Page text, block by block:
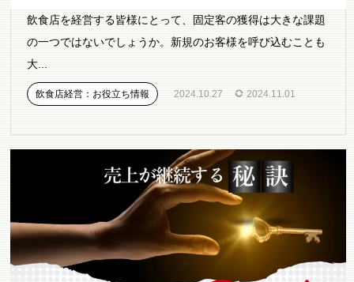
飲食店を経営する皆様にとって、固定客の獲得は大きな課題
の一つではないでしょうか。新規のお客様を呼び込むことも
大...
飲食店経営：お役立ち情報 2024.10.27 2024.11.01